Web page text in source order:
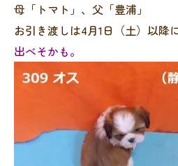
母「トマト」、父「豊浦」
お引き渡しは4月1日（土）以降
出べそかも。